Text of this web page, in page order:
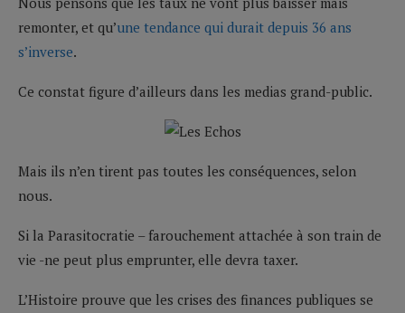
remonter, et qu’une tendance qui durait depuis 36 ans
s’inverse.
Ce constat figure d’ailleurs dans les medias grand-public.
Mais ils n’en tirent pas toutes les conséquences, selon
nous.
Si la Parasitocratie – farouchement attachée à son train de
vie -ne peut plus emprunter, elle devra taxer.
L’Histoire prouve que les crises des finances publiques se